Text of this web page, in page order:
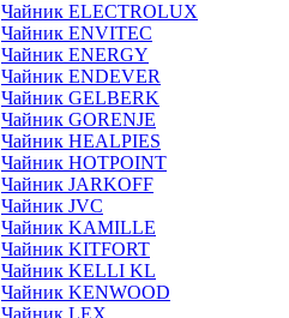
Чайник ELECTROLUX
Чайник ENVITEC
Чайник ENERGY
Чайник ENDEVER
Чайник GELBERK
Чайник GORENJE
Чайник HEALPIES
Чайник HOTPOINT
Чайник JARKOFF
Чайник JVC
Чайник KAMILLE
Чайник KITFORT
Чайник KELLI KL
Чайник KENWOOD
Чайник LEX